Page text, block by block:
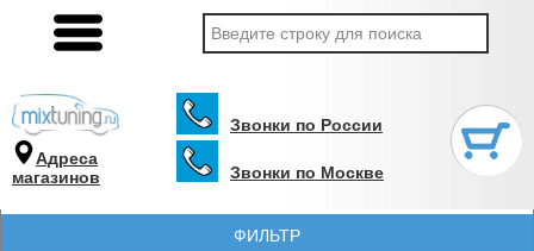
Адреса
магазинов
Звонки по России
Звонки по Москве
ФИЛЬТР